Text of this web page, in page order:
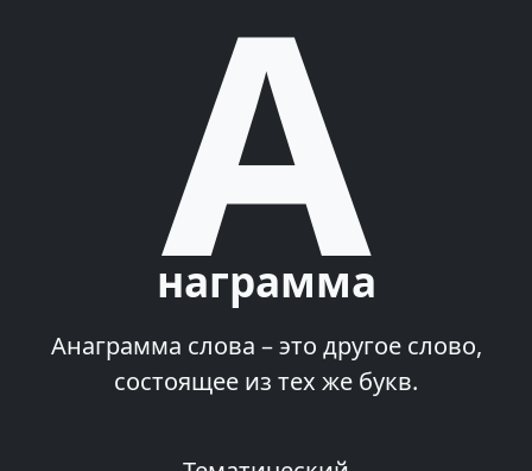
A
награмма
Анаграмма слова – это другое слово,
состоящее из тех же букв.